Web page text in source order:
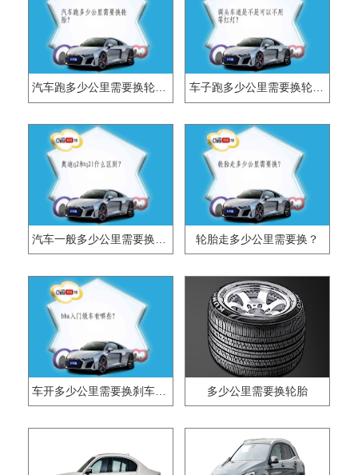
车子跑多少公里需要换轮胎？
轮胎走多少公里需要换？
多少公里需要换轮胎